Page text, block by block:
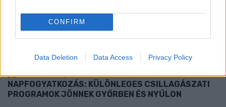
CONFIRM
Data Deletion Data Access Privacy Policy
CSILLAGOK, HULLÓCSILLAGOK ÉS
NAPFOGYATKOZÁS: KÜLÖNLEGES CSILLAGÁSZATI
PROGRAMOK JÖNNEK GYŐRBEN ÉS NYÚLON